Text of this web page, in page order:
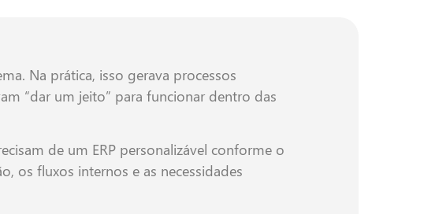
Na prática, isso gerava processos
“dar um jeito” para funcionar dentro das
de um ERP personalizável conforme o
os fluxos internos e as necessidades